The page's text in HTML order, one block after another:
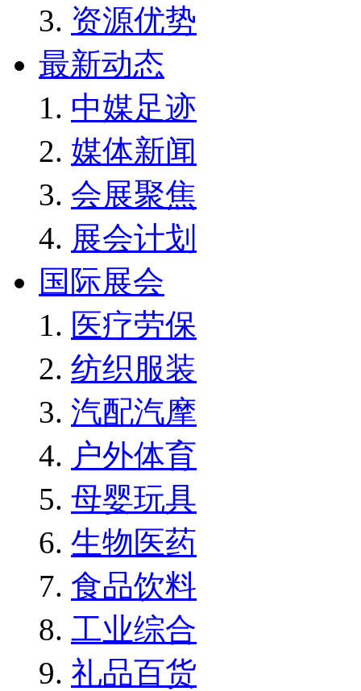
资源优势
最新动态
中媒足迹
媒体新闻
会展聚焦
展会计划
国际展会
医疗劳保
纺织服装
汽配汽摩
户外体育
母婴玩具
生物医药
食品饮料
工业综合
礼品百货